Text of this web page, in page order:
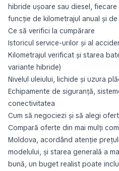
hibride ușoare sau diesel,
funcție de kilometrajul anual și
Ce să verifici la cumpărare
Istoricul service-urilor și al
Kilometrajul verificat și starea
variante hibride)
Nivelul uleiului, lichide și uzura
Echipamente de siguranță,
conectivitatea
Cum să negociezi și să alegi
Compară oferte din mai mulți
Moldova, acordând atenție
modelului, și starea generală a
bună, un buget realist poate